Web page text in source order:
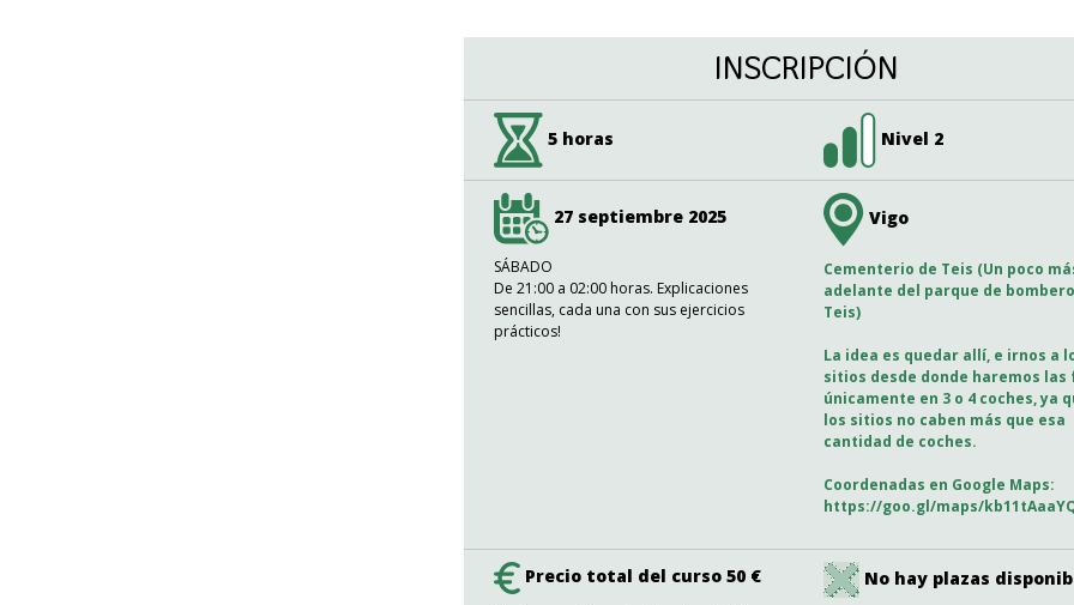
INSCRIPCIÓN
5 horas Nivel 2
27 septiembre 2025
SÁBADO
De 21:00 a 02:00 horas. Explicaciones
sencillas, cada una con sus ejercicios
prácticos!
Vigo
Cementerio de Teis (Un poco
adelante del parque de
Teis)
La idea es quedar allí, e irnos a
sitios desde donde haremos las
únicamente en 3 o 4 coches, ya
los sitios no caben más que esa
cantidad de coches.
Coordenadas en Google Maps:
https://goo.gl/maps/
Precio total del curso 50 € No hay plazas